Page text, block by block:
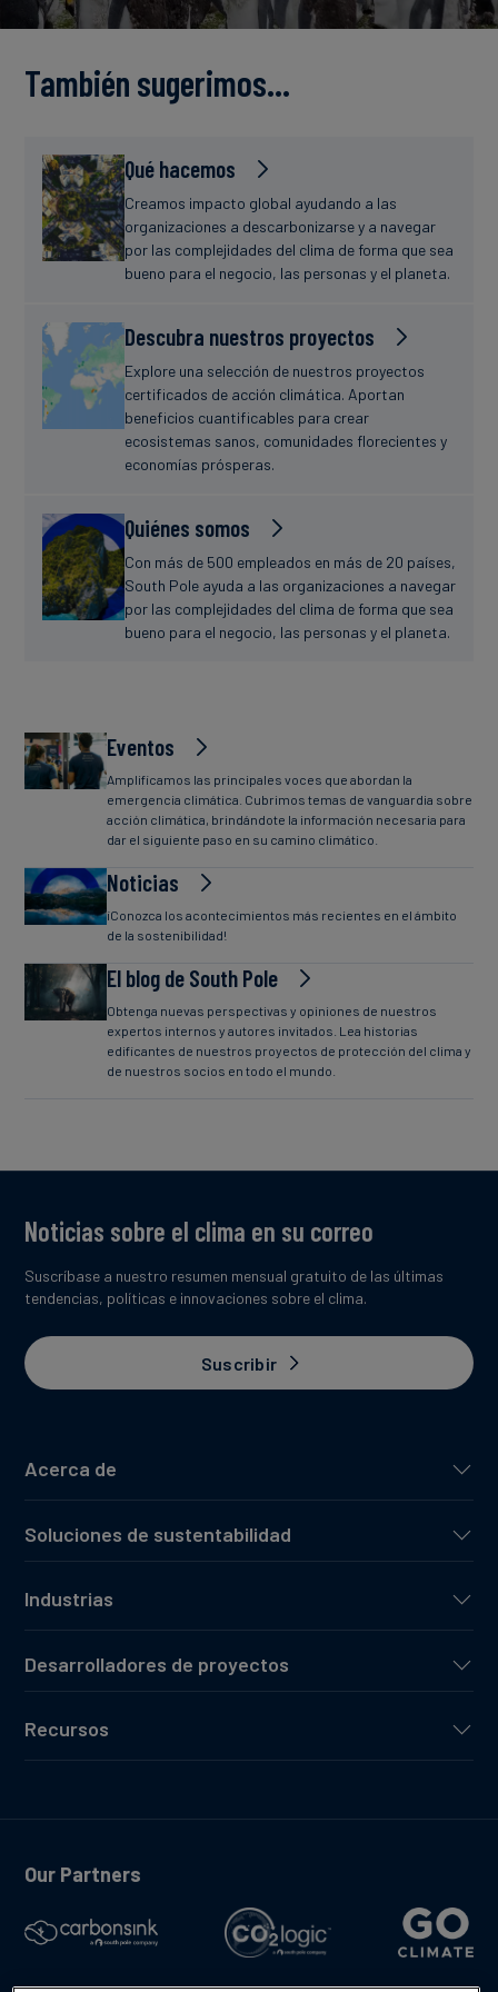
Finanzas
estudio
Noticias
También sugerimos…
Qué hacemos
Creamos impacto global ayudando a las
organizaciones a descarbonizarse y a navegar
por las complejidades del clima de forma que sea
bueno para el negocio, las personas y el planeta.
Descubra nuestros proyectos
Explore una selección de nuestros proyectos
certificados de acción climática. Aportan
beneficios cuantificables para crear
ecosistemas sanos, comunidades florecientes y
economías prósperas.
Quiénes somos
Con más de 500 empleados en más de 20 países,
South Pole ayuda a las organizaciones a navegar
por las complejidades del clima de forma que sea
bueno para el negocio, las personas y el planeta.
Eventos
Amplificamos las principales voces que abordan la
emergencia climática. Cubrimos temas de vanguardia sobre
acción climática, brindándote la información necesaria para
dar el siguiente paso en su camino climático.
Noticias
¡Conozca los acontecimientos más recientes en el ámbito
de la sostenibilidad!
El blog de South Pole
Obtenga nuevas perspectivas y opiniones de nuestros
expertos internos y autores invitados. Lea historias
edificantes de nuestros proyectos de protección del clima y
de nuestros socios en todo el mundo.
Acerca de
Soluciones de sustentabilidad
Industrias
Desarrolladores de proyectos
Recursos
Noticias sobre el clima en su correo
Suscríbase a nuestro resumen mensual gratuito de las últimas
tendencias, políticas e innovaciones sobre el clima.
Suscribir
Our Partners